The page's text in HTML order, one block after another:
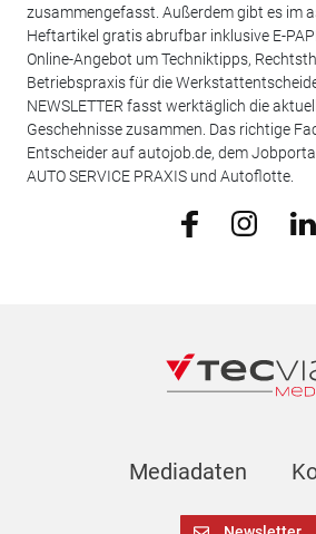
zusammengefasst. Außerdem gibt es im
Heftartikel gratis abrufbar inklusive E-
Online-Angebot um Techniktipps,
Betriebspraxis für die
NEWSLETTER fasst werktäglich die
Geschehnisse zusammen. Das richtige
Entscheider auf autojob.de, dem
AUTO SERVICE PRAXIS und Autoflotte.
Mediadaten